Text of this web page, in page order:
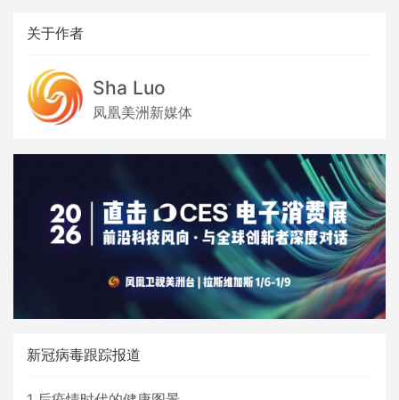
关于作者
Sha Luo
凤凰美洲新媒体
新冠病毒跟踪报道